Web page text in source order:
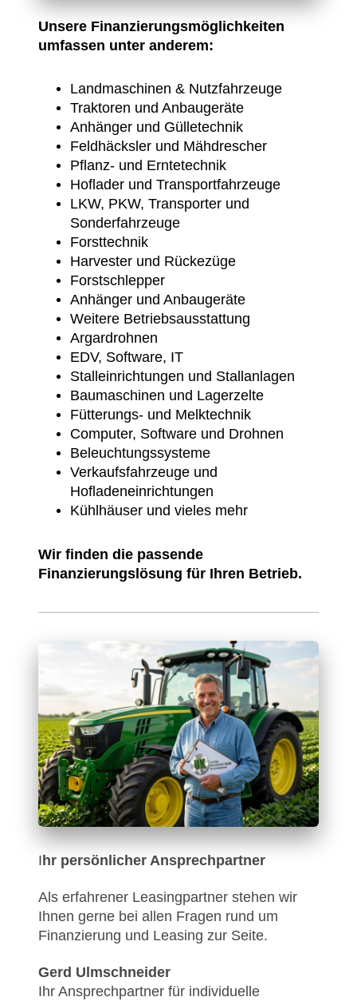
Unsere Finanzierungsmöglichkeiten
umfassen unter anderem:
Landmaschinen & Nutzfahrzeuge
Traktoren und Anbaugeräte
Anhänger und Gülletechnik
Feldhäcksler und Mähdrescher
Pflanz- und Erntetechnik
Hoflader und Transportfahrzeuge
LKW, PKW, Transporter und
Sonderfahrzeuge
Forsttechnik
Harvester und Rückezüge
Forstschlepper
Anhänger und Anbaugeräte
Weitere Betriebsausstattung
Argardrohnen
EDV, Software, IT
Stalleinrichtungen und Stallanlagen
Baumaschinen und Lagerzelte
Fütterungs- und Melktechnik
Computer, Software und Drohnen
Beleuchtungssysteme
Verkaufsfahrzeuge und
Hofladeneinrichtungen
Kühlhäuser und vieles mehr
Wir finden die passende
Finanzierungslösung für Ihren Betrieb.
Ihr persönlicher Ansprechpartner
Als erfahrener Leasingpartner stehen wir
Ihnen gerne bei allen Fragen rund um
Finanzierung und Leasing zur Seite.
Gerd Ulmschneider
Ihr Ansprechpartner für individuelle